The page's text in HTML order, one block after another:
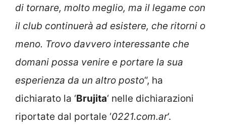
di tornare, molto meglio, ma il legame con
il club continuerà ad esistere, che ritorni o
meno. Trovo davvero interessante che
domani possa venire e portare la sua
esperienza da un altro posto“, ha
dichiarato la ‘Brujita‘ nelle dichiarazioni
riportate dal portale ‘0221.com.ar‘.